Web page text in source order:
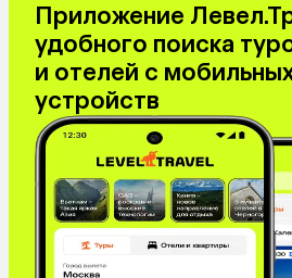
Приложение
удобного поиска
и отелей с
устройств